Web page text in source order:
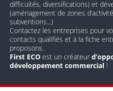
difficultés, diversifications) et
(aménagement de zones
subventions...)
Contactez les entreprises pour
contacts qualifiés et à la fiche
proposons.
First ECO est un créateur
développement commercial !